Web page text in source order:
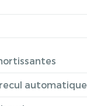
automatique